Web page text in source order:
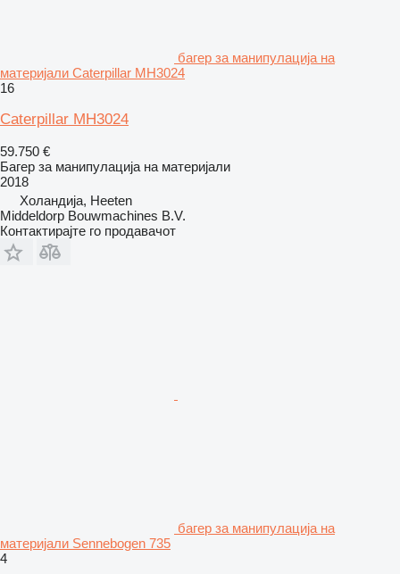
багер за манипулација на
материјали Caterpillar MH3024
16
Caterpillar MH3024
59.750 €
Багер за манипулација на материјали
2018
Холандија, Heeten
Middeldorp Bouwmachines B.V.
Контактирајте го продавачот
багер за манипулација на
материјали Sennebogen 735
4